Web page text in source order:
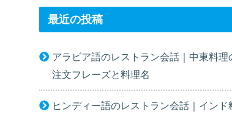
最近の投稿
アラビア語のレストラン会話｜中東料理
注文フレーズと料理名
ヒンディー語のレストラン会話｜インド